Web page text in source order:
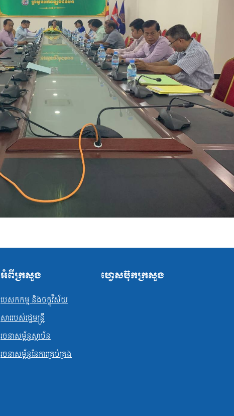
អំពីក្រសួង
បេសកកម្ម និងចក្ខុវិស័យ
សាររបស់រដ្ឋមន្ត្រី
រចនាសម្ព័ន្ធស្ថាប័ន
រចនាសម្ព័ន្ធនែការគ្រប់គ្រង
ហ្វេសប៊ុកក្រសួង